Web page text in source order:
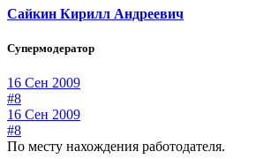
Сайкин Кирилл Андреевич
Супермодератор
16 Сен 2009
#8
16 Сен 2009
#8
По месту нахождения работодателя.